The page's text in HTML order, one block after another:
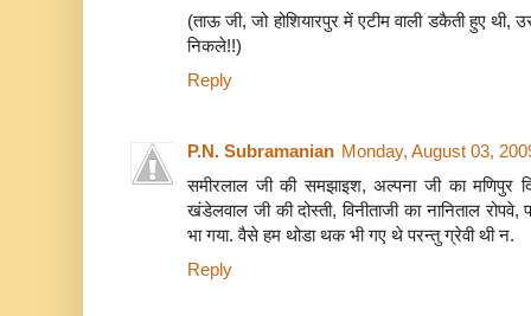
प्रेमलता एम. सेमलानी
(ताऊ जी, जो होशियारपुर में एटीम वाली डकैती हुए
निकले!!)
Reply
P.N. Subramanian Monday, August 03,
समीरलाल जी की समझाइश, अल्पना जी का मणिपुर
खंडेलवाल जी की दोस्ती, विनीताजी का नानिताल
भा गया. वैसे हम थोडा थक भी गए थे परन्तु ग्रेवी थी न.
Reply